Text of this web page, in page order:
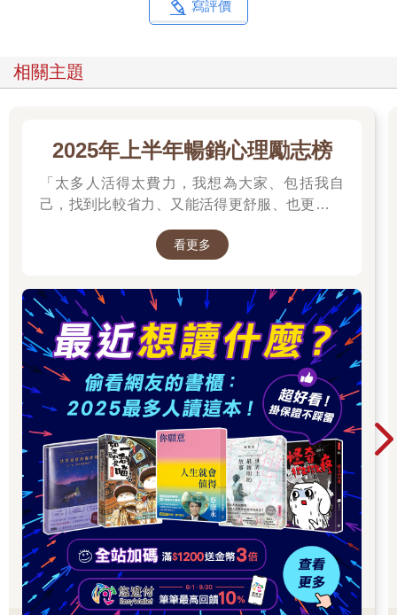
完美的人生，並就此停留在完美的一刻。由優越人士組成的理想
世界，有如一張快照或明信片。但將完美的一刻凍結在時間中不
幻境是一張圖像，膚淺又死氣沉沉，只是這類的圖像很吸引人，
因為當中毫無一絲混亂。
著，你該如何重新訓練自己做到這點？關鍵就在於這個我們抗拒
的事實：人生是由事件構成。
要接受人生，唯一的實際做法就是接受每個構成人生的事件。事
眼前。為什麼我們會抗拒這個事實？因為接受這個事實，會令我
們置身於一個無法盡善盡美又無從預測的世界，沒人知道接下來
自身渺小，無法掌控世事。
完美的幻境暗示著我們可以超越事件之流，但那是靈性上的死
亡，因為唯有發生事件，我們才能接觸到活躍又有意義的宇宙。
假如命運是由一連串的事件編織而成，要達到心理上的健康，就
要擁有能懷抱熱忱接受自身命運的能力。
處理人生事件就像當個好家長，光是現身、出席還不夠，更要具
有觀點，並且備好一套工具。沒做好準備，就無法有建設性地處
理事件。為什麼做好準備的人少之又少呢？因為人們往往希望事
件，尤其是壞事件，永遠不會到來，他們以為理想世界真實存
在，以為可以活在輕鬆的世界裡，每天玩樂透。在我們的文化
中，很少人會為人生事件做好充分的準備。
在觀念上做好準備，你就能扭轉負面事件的意義。有了具體的觀
念，你對事件的感知也會有積極的改變。這套世界觀如下。
寫評價
相關主題
2025年上半年暢銷心理勵志榜
「太多人活得太費力，我想為大家、包括我自
己，找到比較省力、又能活得更舒服、也更滿足
2025網友們心靈療癒都在看這些↓↓↓↓
看更多